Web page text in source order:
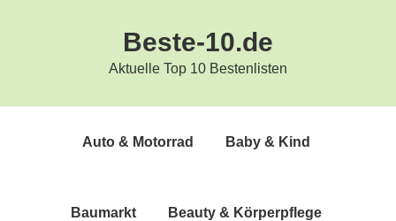
Beste-10.de
Aktuelle Top 10 Bestenlisten
Auto & Motorrad Baby & Kind
Bau­markt Beau­ty & Körperpflege